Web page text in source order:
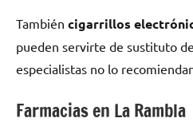
También cigarrillos
pueden servirte dе sustituto
especialistas no lo
Farmacias en La Rambla